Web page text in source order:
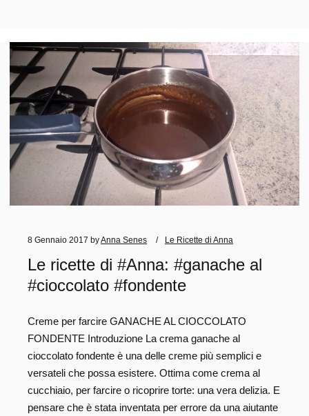
8 Gennaio 2017 byAnna Senes Le Ricette di Anna
Le ricette di #Anna: #ganache al
#cioccolato #fondente
Creme per farcire GANACHE AL CIOCCOLATO
FONDENTE Introduzione La crema ganache al
cioccolato fondente è una delle creme più semplici e
versateli che possa esistere. Ottima come crema al
cucchiaio, per farcire o ricoprire torte: una vera delizia. E
pensare che è stata inventata per errore da una aiutante